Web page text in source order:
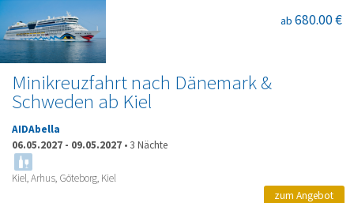
Minikreuzfahrt nach Dänemark &
Schweden ab Kiel
ab 680.00 €
AIDAbella
06.05.2027 - 09.05.2027 • 3 Nächte
Kiel, Arhus, Göteborg, Kiel
zum Angebot